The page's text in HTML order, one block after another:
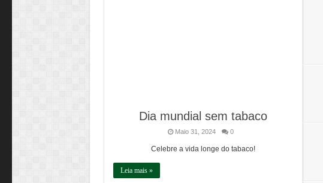
Dia mundial sem tabaco
Maio 31, 2024 0
Celebre a vida longe do tabaco!
Leia mais »